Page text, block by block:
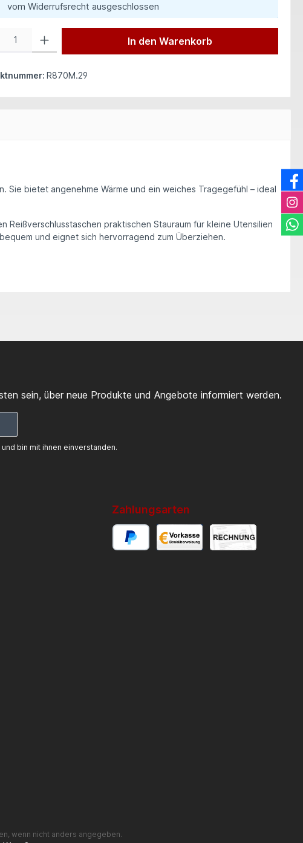
vom Widerrufsrecht ausgeschlossen
In den Warenkorb
R870M.29
Sie bietet angenehme Wärme und ein weiches Tragegefühl – ideal
praktischen Stauraum für kleine Utensilien
und eignet sich hervorragend zum Überziehen.
sein, über neue Produkte und Angebote informiert werden.
bin mit ihnen einverstanden.
Zahlungsarten
wenn nicht anders angegeben.